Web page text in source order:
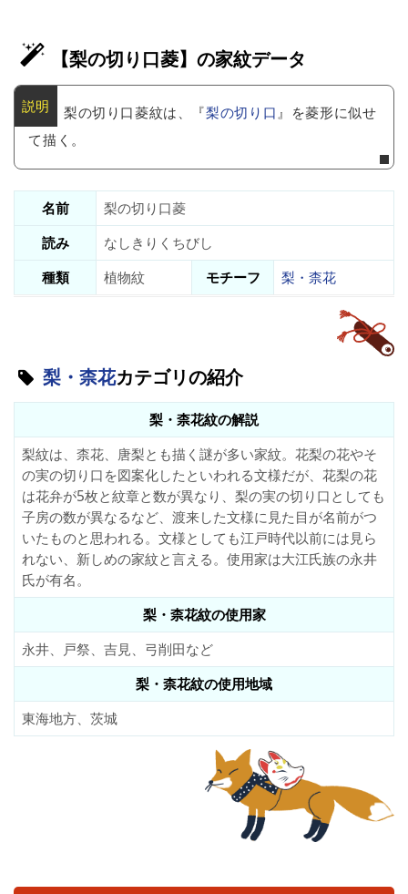
【梨の切り口菱】の家紋データ
梨の切り口菱紋は、『梨の切り口』を菱形に似せ
て描く。
名前
梨の切り口菱
読み
なしきりくちびし
種類
植物紋 モチーフ 梨・柰花
梨・柰花カテゴリの紹介
梨・柰花紋の解説
梨紋は、柰花、唐梨とも描く謎が多い家紋。花梨の花やそ
の実の切り口を図案化したといわれる文様だが、花梨の花
は花弁が5枚と紋章と数が異なり、梨の実の切り口としても
子房の数が異なるなど、渡来した文様に見た目が名前がつ
いたものと思われる。文様としても江戸時代以前には見ら
れない、新しめの家紋と言える。使用家は大江氏族の永井
氏が有名。
梨・柰花紋の使用家
永井、戸祭、吉見、弓削田など
梨・柰花紋の使用地域
東海地方、茨城